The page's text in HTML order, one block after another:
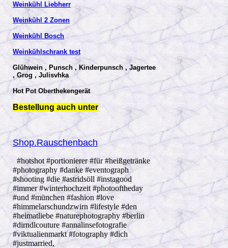
Weinkühl Liebherr
Weinkühl 2 Zonen
Weinkühl Bosch
Weinkühlschrank test
Glühwein , Punsch , Kinderpunsch , Jagertee
, Grog , Julisvhka
Hot Pot Oberthekengerät
Bestellung auch unter
Shop.Rauschenbach
#hotshot #portionierer #für #heißgetränke
#photography #danke #eventograph
#shooting #die #astridsöll #instagood
#immer #winterhochzeit #photooftheday
#und #münchen #fashion #love
#himmelarschundzwirn #lifestyle #den
#heimatliebe #naturephotography #berlin
#dirndlcouture #annalinsefotografie
#viktualienmarkt #fotography #dich
#justmarried,